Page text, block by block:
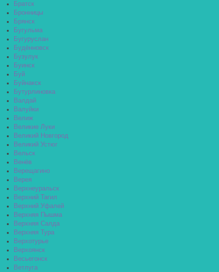
Братск
Бронницы
Брянск
Бугульма
Бугуруслан
Будённовск
Бузулук
Буинск
Буй
Буйнакск
Бутурлиновка
Валдай
Валуйки
Велиж
Великие Луки
Великий Новгород
Великий Устюг
Вельск
Венёв
Верещагино
Верея
Верхнеуральск
Верхний Тагил
Верхний Уфалей
Верхняя Пышма
Верхняя Салда
Верхняя Тура
Верхотурье
Верхоянск
Весьегонск
Ветлуга